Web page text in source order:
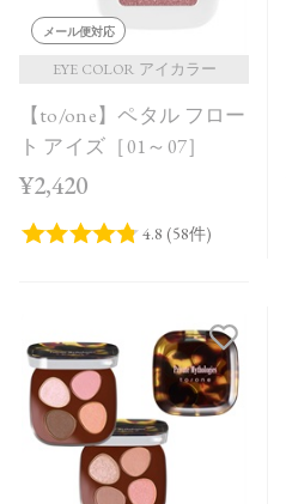
メール便対応
EYE COLOR アイカラー
【to/one】ペタル フロー
ト アイズ［01～07］
¥2,420